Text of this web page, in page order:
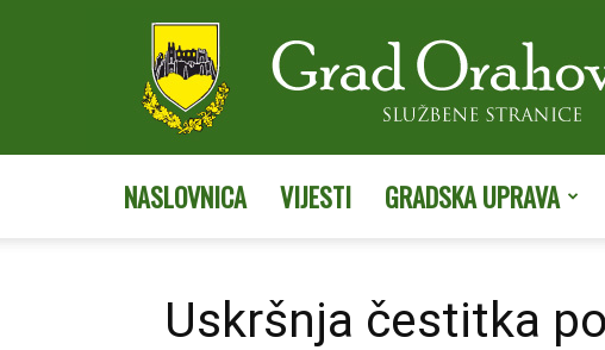
NASLOVNICA VIJESTI GRADSKA UPRAVA
Uskršnja čestitka